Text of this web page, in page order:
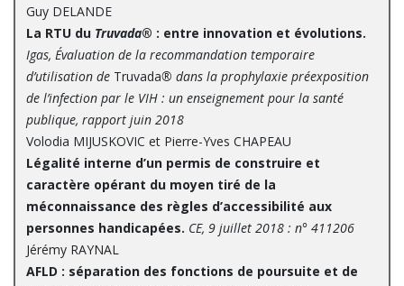
Guy DELANDE
La RTU du Truvada® : entre innovation et évolutions.
Igas, Évaluation de la recommandation temporaire
d’utilisation de Truvada® dans la prophylaxie préexposition
de l’infection par le VIH : un enseignement pour la santé
publique, rapport juin 2018
Volodia MIJUSKOVIC et Pierre-Yves CHAPEAU
Légalité interne d’un permis de construire et
caractère opérant du moyen tiré de la
méconnaissance des règles d’accessibilité aux
personnes handicapées. CE, 9 juillet 2018 : n° 411206
Jérémy RAYNAL
AFLD : séparation des fonctions de poursuite et de